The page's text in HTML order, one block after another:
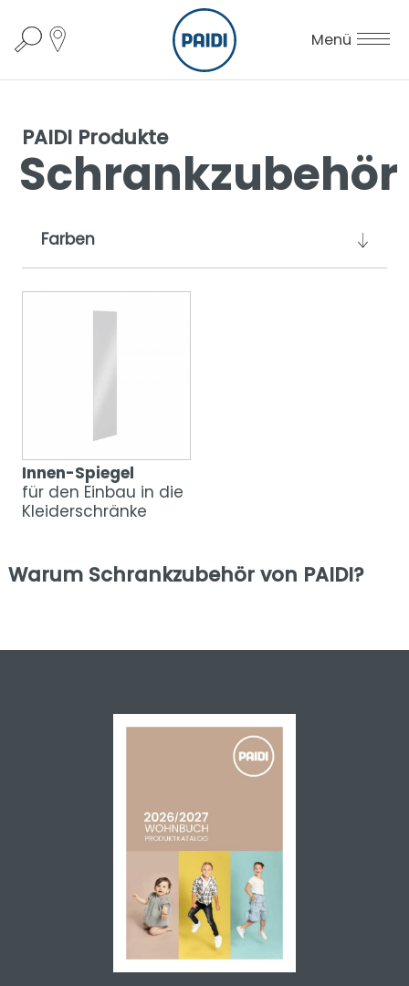
Menü
PAIDI Produkte
Schrankzubehör
Farben
Innen-Spiegel
für den Einbau in die
Kleiderschränke
Warum Schrankzubehör von PAIDI?